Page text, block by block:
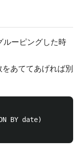
ーピングした時
あててあげれば別
BY date)